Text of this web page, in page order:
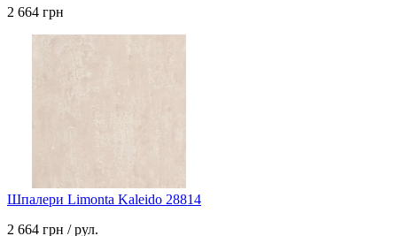
2 664 грн
Шпалери Limonta Kaleido 28814
2 664 грн / рул.